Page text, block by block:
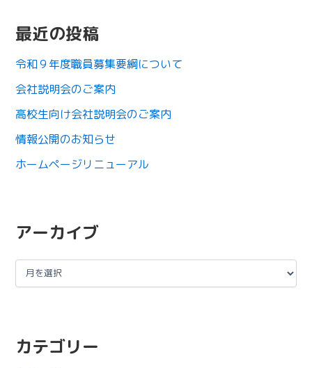
最近の投稿
令和９年度職員募集要綱について
会社説明会のご案内
高校生向け会社説明会のご案内
情報公開のお知らせ
ホームページリニューアル
アーカイブ
カテゴリー